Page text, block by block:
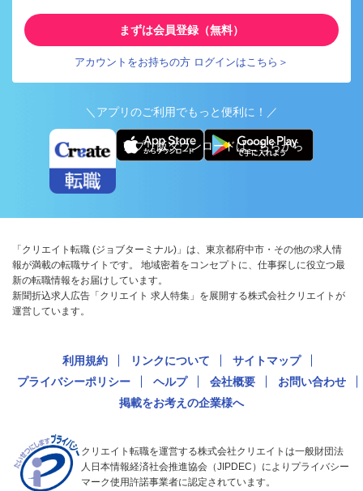
まずは会員登録（無料）
アカウントをお持ちの方 ログインはこちら＞
＼アプリのご利用でもっと便利に！／
アプリ版ダウンロードはこちらから
「クリエイト転職 (ジョブターミナル)」は、東京都府中市・その他の求人情
報が満載の転職サイトです。 地域密着をコンセプトに、仕事探しに役立つ最
新の転職情報をお届けしています。
新聞折込求人広告「クリエイト 求人特集」を展開する株式会社クリエイトが
運営しています。
利用規約 リンクについて
サイトマップ
プライバシーポリシー
ヘルプ 会社概要
お問い合わせ
掲載をお考えの企業様へ
クリエイト転職を運営する株式会社クリエイトは一般財団法
人日本情報経済社会推進協会（JIPDEC）によりプライバシー
マーク使用許諾事業者に認定されています。